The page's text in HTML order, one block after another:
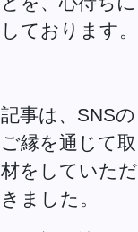
しております。
記事は、SNSの
ご縁を通じて取
材をしていただ
きました。